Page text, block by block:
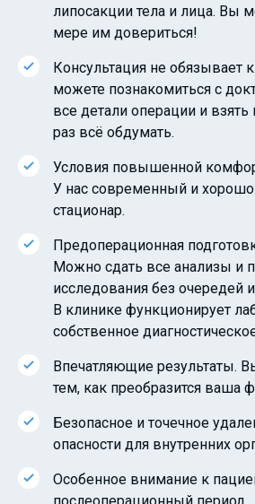
липосакции тела и лица. Вы
мере им довериться!
Консультация не обязывает
можете познакомиться с
все детали операции и
раз всё обдумать.
Условия повышенной
У нас современный и
стационар.
Предоперационная
Можно сдать все анализы и
исследования без очередей
В клинике функционирует
собственное
Впечатляющие результаты.
тем, как преобразится ваша
Безопасное и точечное
опасности для внутренних
Особенное внимание к